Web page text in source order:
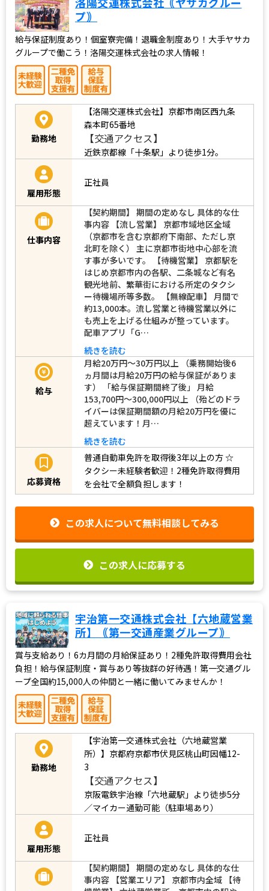
プ｠
給与保証制度あり！個室寮完備！退職金制度あり！大手ヤサカ
グループで働こう！洛陽交運株式会社の求人情報！
勤務地
【洛陽交運株式会社】京都市南区西九条
森本町65番地
【交通アクセス】
近鉄京都線「十条駅」より徒歩1分。
雇用形態
正社員
仕事内容
【契約期間】 期間の定めなし 具体的な仕
事内容 【流し営業】 京都市域地区全域
（京都市を含む京都府下南部、ただし京
北町を除く） 主に京都市街地中心部を流
す事が多いです。 【待機営業】 京都駅を
はじめ京都市内の各駅、二条城など有名
観光地前、繁華街における所定のタクシ
ー待機場所等多数。 【無線配車】 月間で
約13,000本。流し営業と待機営業以外に
も売上を上げる仕組みが整っています。
配車アプリ「G…
続きを読む
給与
月給20万円～30万円以上 （乗務開始後6
ヵ月間は月給20万円の給与保証がありま
す） 「給与保証期間終了後」 月給
153,700円～300,000円以上 （殆どのドラ
イバーは保証期間額の月給20万円を優に
超えています！月…
続きを読む
応募資格
普通自動車免許を取得後3年以上の方☆
タクシー未経験者歓迎！2種免許取得費用
を会社で全額負担します！
この求人について無料相談してみる
この求人に応募する
宇治第一交通株式会社【六地蔵営業
所】｟第一交通産業グループ｠
賞与支給あり！6カ月間の月給保証あり！2種免許取得費用会社
負担！給与保証制度・賞与あり等抜群の好待遇！第一交通グル
ープ全国約15,000人の仲間と一緒に働いてみませんか！
勤務地
【宇治第一交通株式会社（六地蔵営業
所）】京都府京都市伏見区桃山町因幡12-
3
【交通アクセス】
京阪電鉄宇治線「六地蔵駅」より徒歩5分
／マイカー通勤可能（駐車場あり）
雇用形態
正社員
【契約期間】 期間の定めなし 具体的な仕
事内容 【営業エリア】 京都市内全域 【待